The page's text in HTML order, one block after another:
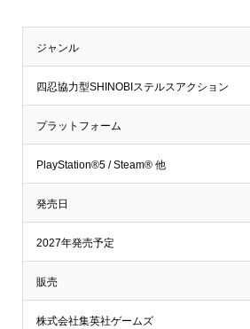
ジャンル
四忍協力型SHINOBIステルスアクション
プラットフォーム
PlayStation®5 / Steam® 他
発売日
2027年発売予定
販売
株式会社集英社ゲームズ